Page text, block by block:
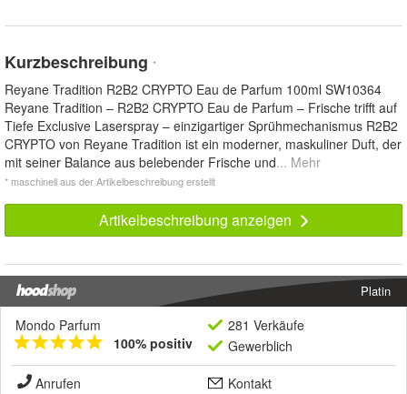
Kurzbeschreibung *
Reyane Tradition R2B2 CRYPTO Eau de Parfum 100ml SW10364
Reyane Tradition – R2B2 CRYPTO Eau de Parfum – Frische trifft auf
Tiefe Exclusive Laserspray – einzigartiger Sprühmechanismus R2B2
CRYPTO von Reyane Tradition ist ein moderner, maskuliner Duft, der
mit seiner Balance aus belebender Frische und... Mehr
* maschinell aus der Artikelbeschreibung erstellt
Artikelbeschreibung anzeigen
Platin
Mondo Parfum
100% positiv
281 Verkäufe
Gewerblich
Anrufen
Kontakt